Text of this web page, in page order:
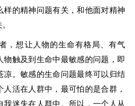
样的精神问题有关，和他面对精神
想让人物的生命有格局、有气
物触及到生命中最敏感的问题，即
凉。敏感的生命问题最终可以归结
活在人群中，最可怕的是合群，
我迷失在人群中。所以，一个人从